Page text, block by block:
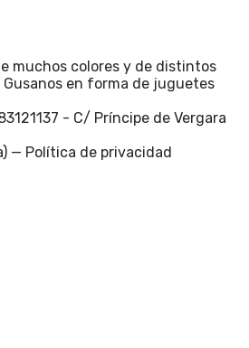
muchos colores y de distintos
en forma de juguetes
- C/ Príncipe de Vergara
— Política de privacidad